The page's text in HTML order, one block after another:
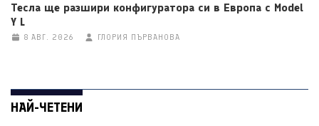
Тесла ще разшири конфигуратора си в Европа с Model
Y L
8 АВГ. 2026 ГЛОРИЯ ПЪРВАНОВА
НАЙ-ЧЕТЕНИ